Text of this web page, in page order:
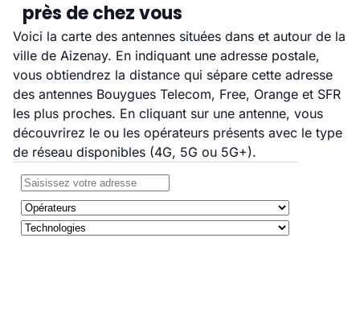
près de chez vous
Voici la carte des antennes situées dans et autour de la
ville de Aizenay. En indiquant une adresse postale,
vous obtiendrez la distance qui sépare cette adresse
des antennes Bouygues Telecom, Free, Orange et SFR
les plus proches. En cliquant sur une antenne, vous
découvrirez le ou les opérateurs présents avec le type
de réseau disponibles (4G, 5G ou 5G+).